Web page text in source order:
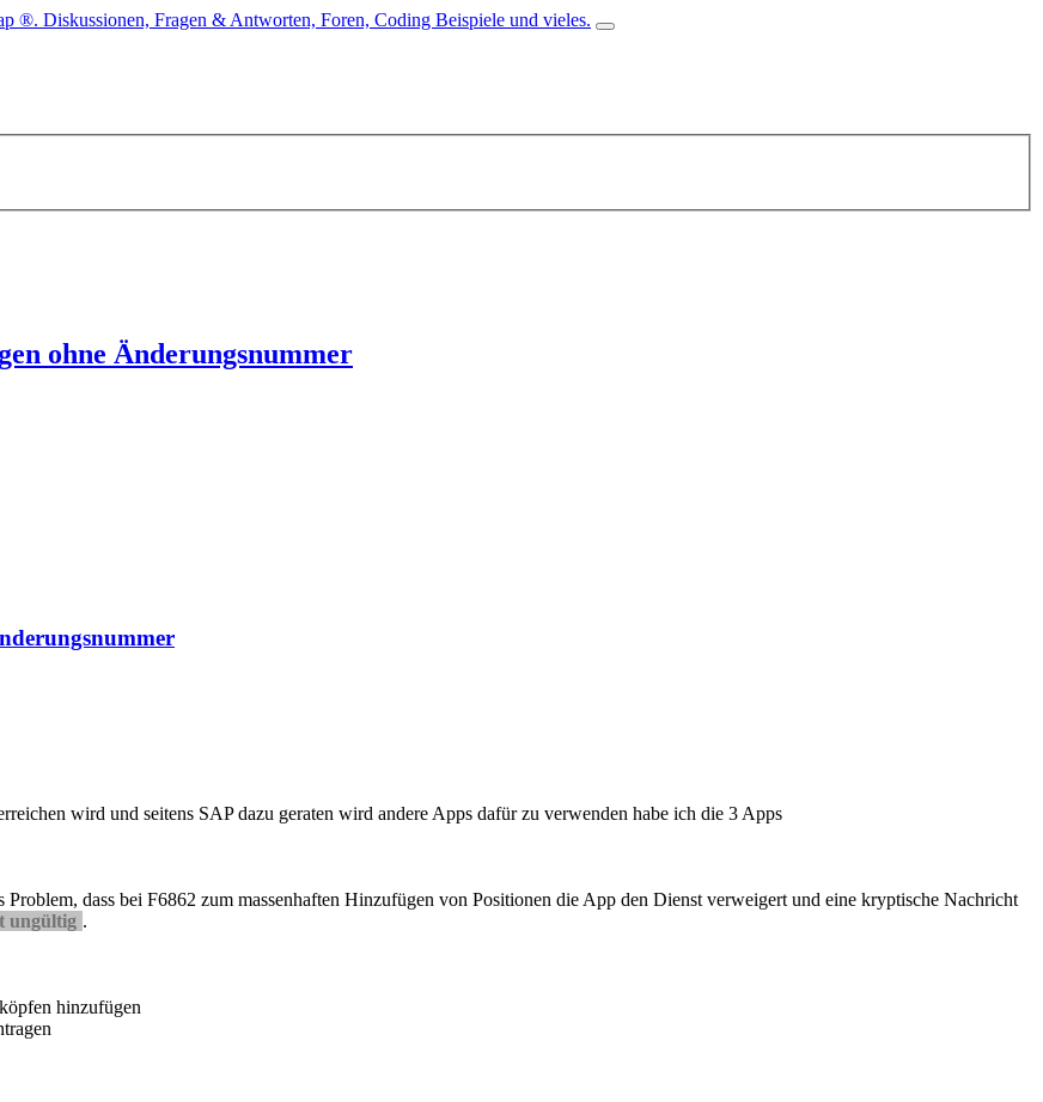
ohne Änderungsnummer
wird und seitens SAP dazu geraten wird andere Apps dafür zu verwenden habe ich die 3 Apps
dass bei F6862 zum massenhaften Hinzufügen von Positionen die App den Dienst verweigert und eine kryptische Nachricht
ungültig .
hinzufügen